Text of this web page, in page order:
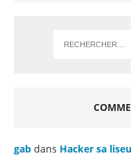
gab dans Hacker sa